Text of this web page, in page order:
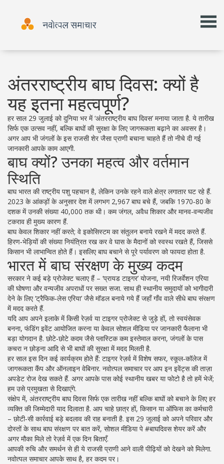
अंतरराष्ट्रीय बाघ दिवस: क्यों है
यह इतना महत्वपूर्ण?
हर साल 29 जुलाई को दुनिया भर में ‘अंतरराष्ट्रीय बाघ दिवस’ मनाया जाता है. ये तारीख
सिर्फ एक उत्सव नहीं, बल्कि बाघों की सुरक्षा के लिए जागरूकता बढ़ाने का अवसर है।
अगर आप भी जंगलों के इस राजसी शेर जैसा प्राणी बचाना चाहते हैं तो नीचे दी गई
जानकारी आपके काम आएगी.
बाघ क्यों? उनका महत्व और वर्तमान
स्थिति
बाघ भारत की राष्ट्रीय पशु पहचान है, लेकिन उनके रहने वाले क्षेत्र लगातार घट रहे हैं.
2023 के आंकड़ों के अनुसार देश में लगभग 2,967 बाघ बचे हैं, जबकि 1970‑80 के
दशक में उनकी संख्या 40,000 तक थी। कम जंगल, अवैध शिकार और मानव-वन्यजीव
टकराव ही मुख्य कारण हैं.
बाघ केवल शिकार नहीं करते; वे इकोसिस्टम का संतुलन बनाये रखने में मदद करते हैं.
हिरण‑भेड़ियों की संख्या नियंत्रित रख कर वे घास के मैदानों को स्वस्थ रखते हैं, जिससे
किसान भी लाभान्वित होते हैं। इसलिए बाघ बचाने से पूरे पर्यावरण को फायदा होता है.
भारत में बाघ संरक्षण के मुख्य कदम
सरकार ने कई बड़े प्रोजेक्ट चलाए हैं – ‘प्रायड टाइगर’ योजना, नयी रिजर्वेशन एरिया
की घोषणा और वन्यजीव अपराधों पर सख्त सजा. साथ ही स्थानीय समुदायों को भागीदारी
देने के लिए ‘ट्रैफिक‑लेस एरिया’ जैसे मॉडल बनाये गये हैं जहाँ गाँव वाले सीधे बाघ संरक्षण
में मदद करते हैं.
यदि आप अपने इलाके में किसी रेज़र्व या टाइगर प्रोजेक्ट से जुड़े हों, तो स्वयंसेवक
बनना, फंडिंग इवेंट आयोजित करना या केवल सोशल मीडिया पर जानकारी फैलाना भी
बड़ा योगदान है. छोटे‑छोटे कदम जैसे प्लास्टिक कम इस्तेमाल करना, जंगलों के पास
कचरा न छोड़ना आदि से भी बाघों की सुरक्षा में मदद मिलती है.
हर साल इस दिन कई कार्यक्रम होते हैं: टाइगर रेज़र्व में विशेष सफर, स्कूल‑कॉलेज में
जागरूकता कैंप और ऑनलाइन वेबिनार. नवोत्पल समाचार पर आप इन इवेंट्स की ताज़ा
अपडेट रोज देख सकते हैं. अगर आपके पास कोई स्थानीय खबर या फोटो है तो हमें भेजें;
हम उसे प्रमुखता से दिखाएंगे.
संक्षेप में, अंतरराष्ट्रीय बाघ दिवस सिर्फ एक तारीख नहीं बल्कि बाघों को बचाने के लिए हर
व्यक्ति की जिम्मेदारी याद दिलाता है. आप चाहे छात्र हों, किसान या ऑफिस का कर्मचारी
– छोटी‑सी कार्रवाई बड़े बदलाव की राह बनाती है. इस 29 जुलाई को अपने परिवार और
दोस्तों के साथ बाघ संरक्षण पर बात करें, सोशल मीडिया पे #बाघदिवस शेयर करें और
अगर मौका मिले तो रेज़र्व में एक दिन बिताएँ.
आपकी रुचि और समर्थन से ही ये राजसी प्राणी आने वाली पीढ़ियों को देखने को मिलेगा.
नवोत्पल समाचार आपके साथ है, हर कदम पर।